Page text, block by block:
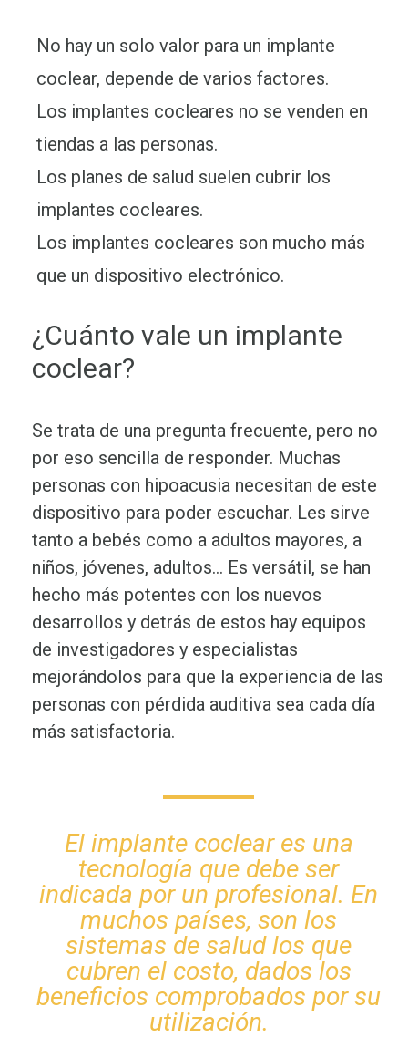
No hay un solo valor para un implante
coclear, depende de varios factores.
Los implantes cocleares no se venden en
tiendas a las personas.
Los planes de salud suelen cubrir los
implantes cocleares.
Los implantes cocleares son mucho más
que un dispositivo electrónico.
¿Cuánto vale un implante
coclear?
Se trata de una pregunta frecuente, pero no
por eso sencilla de responder. Muchas
personas con hipoacusia necesitan de este
dispositivo para poder escuchar. Les sirve
tanto a bebés como a adultos mayores, a
niños, jóvenes, adultos… Es versátil, se han
hecho más potentes con los nuevos
desarrollos y detrás de estos hay equipos
de investigadores y especialistas
mejorándolos para que la experiencia de las
personas con pérdida auditiva sea cada día
más satisfactoria.
El implante coclear es una
tecnología que debe ser
indicada por un profesional. En
muchos países, son los
sistemas de salud los que
cubren el costo, dados los
beneficios comprobados por su
utilización.